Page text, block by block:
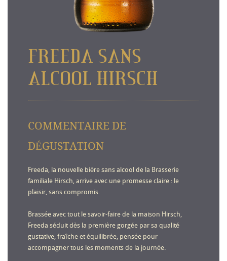
FREEDA SANS
ALCOOL HIRSCH
COMMENTAIRE DE
DÉGUSTATION
Freeda, la nouvelle bière sans alcool de la Brasserie
familiale Hirsch, arrive avec une promesse claire : le
plaisir, sans compromis.
Brassée avec tout le savoir-faire de la maison Hirsch,
Freeda séduit dès la première gorgée par sa qualité
gustative, fraîche et équilibrée, pensée pour
accompagner tous les moments de la journée.